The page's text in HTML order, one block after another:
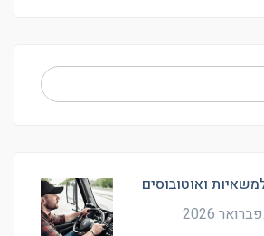
ואוטובוסים